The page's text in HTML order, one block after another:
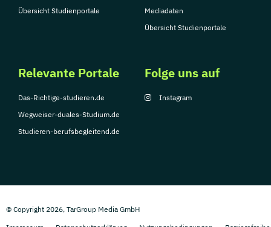
Übersicht Studienportale
Mediadaten
Übersicht Studienportale
Relevante Portale
Das-Richtige-studieren.de
Wegweiser-duales-Studium.de
Studieren-berufsbegleitend.de
Folge uns auf
Instagram
© Copyright 2026, TarGroup Media GmbH